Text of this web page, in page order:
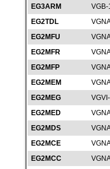
EG3ARM
EG2TDL
EG2MFU
EG2MFR
EG2MFP
EG2MEM
EG2MEG
EG2MED
EG2MDS
EG2MCE
EG2MCC